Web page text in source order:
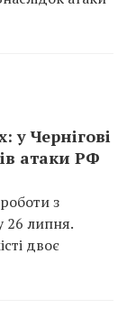
у Чернігові
атаки РФ
з
26 липня.
двоє